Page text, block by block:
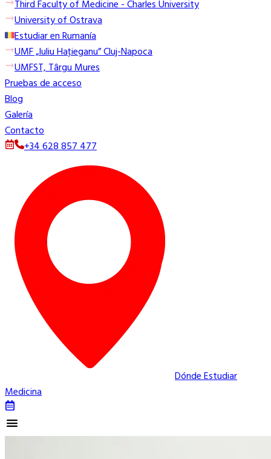
Third Faculty of Medicine - Charles University
University of Ostrava
Estudiar en Rumanía
UMF „Iuliu Haţieganu” Cluj-Napoca
UMFST, Târgu Mures
Pruebas de acceso
Blog
Galería
Contacto
+34 628 857 477
Dónde Estudiar
Medicina